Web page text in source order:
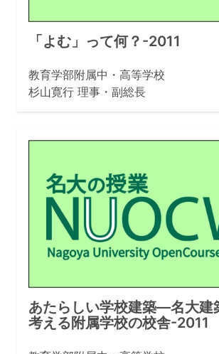
「よむ」って何？-2011
教育学部附属中・高等学校
杉山寛行 理事・副総長
あたらしい学校建築—名大建
考える附属学校の校舎-2011